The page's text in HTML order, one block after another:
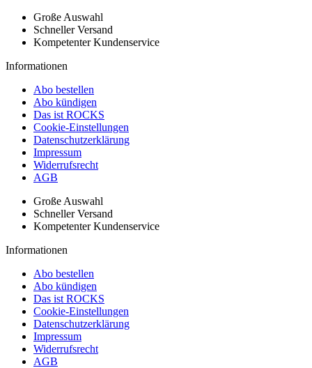
Große Auswahl
Schneller Versand
Kompetenter Kundenservice
Informationen
Abo bestellen
Abo kündigen
Das ist ROCKS
Cookie-Einstellungen
Datenschutzerklärung
Impressum
Widerrufsrecht
AGB
Große Auswahl
Schneller Versand
Kompetenter Kundenservice
Informationen
Abo bestellen
Abo kündigen
Das ist ROCKS
Cookie-Einstellungen
Datenschutzerklärung
Impressum
Widerrufsrecht
AGB